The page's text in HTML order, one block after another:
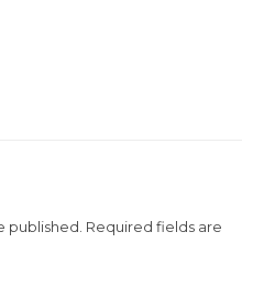
published. Required fields are